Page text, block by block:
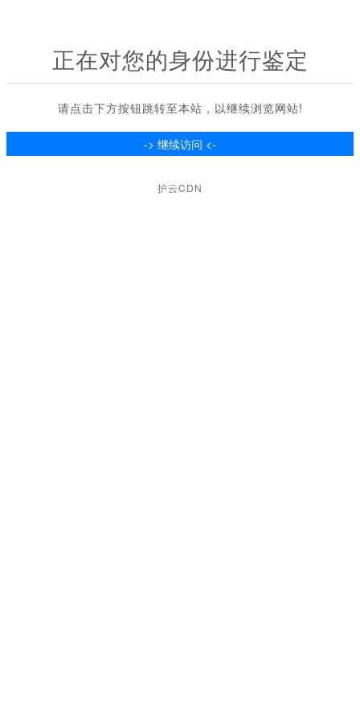
正在对您的身份进行鉴定
请点击下方按钮跳转至本站，以继续浏览网站!
护云CDN